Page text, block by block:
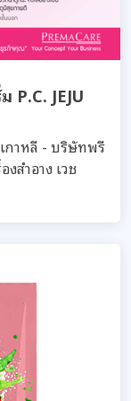
P.C. JEJU
กาหลี - บริษัทพรี
สำอาง เวช